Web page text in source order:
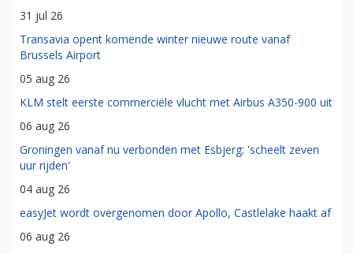
31 jul 26
Transavia opent komende winter nieuwe route vanaf
Brussels Airport
05 aug 26
KLM stelt eerste commerciële vlucht met Airbus A350-900 uit
06 aug 26
Groningen vanaf nu verbonden met Esbjerg: 'scheelt zeven
uur rijden'
04 aug 26
easyJet wordt overgenomen door Apollo, Castlelake haakt af
06 aug 26